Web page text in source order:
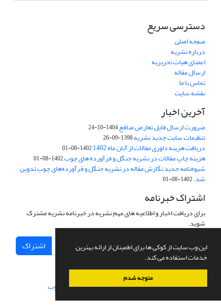
این وب سایت از کوکی ها برای اطمینان از ارائه بهترین
خدمات استفاده می کند.
متوجه شدم
دسترسی سریع
صفحه اصلی
درباره نشریه
اعضای هیات تحریریه
ارسال مقاله
تماس با ما
نقشه سایت
آخرین اخبار
ضرورت ارسال فایل تعارض منافع1404-10-24
تنظیمات سایت جدید نشریه1398-09-26
دریافت هزینه داوری مقالات از آبان ماه 1402 1402-08-01
هزینه چاپ مقالات در نشریه جنگل و فرآورده های چوب1402-08-01
شیوه‌نامه جدید نگارش مقاله در نشریه جنگل و فرآورده‌های چوب تدوین
شد.1402-08-01
اشتراک خبرنامه
برای دریافت اخبار و اطلاعیه های مهم نشریه در خبرنامه نشریه مشترک
شوید.
اشتراک
سامانه مدیریت نشریات علمی.طراحی و پیاده سازی از سیناوب